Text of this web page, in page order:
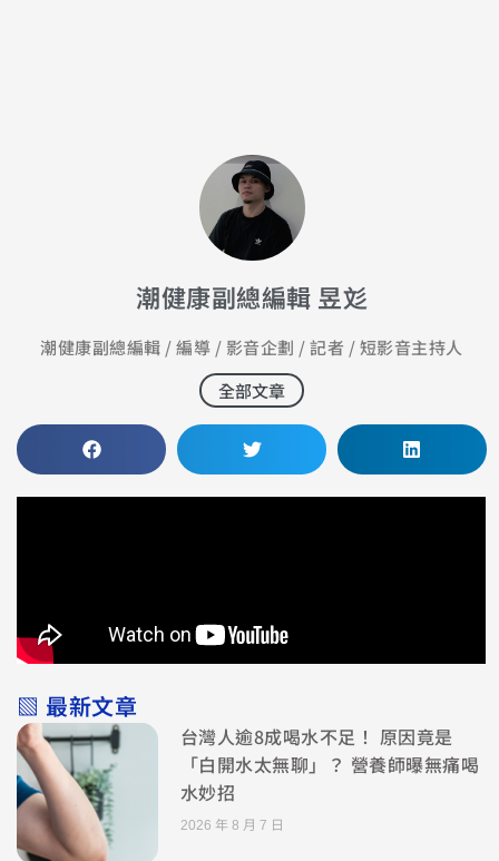
潮健康副總編輯 昱彣
潮健康副總編輯 / 編導 / 影音企劃 / 記者 / 短影音主持人
全部文章
▧ 最新文章
台灣人逾8成喝水不足！ 原因竟是
「白開水太無聊」？ 營養師曝無痛喝
水妙招
2026 年 8 月 7 日